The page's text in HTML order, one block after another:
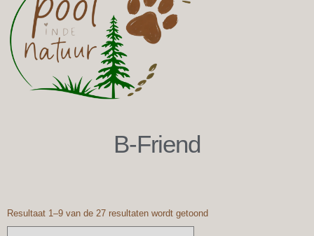
B-Friend
Resultaat 1–9 van de 27 resultaten wordt getoond